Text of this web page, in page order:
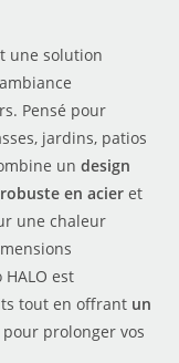
une solution
Pensé pour
jardins, patios
undesign
en acier et
une chaleur
est
tout en offrant un
pour prolonger vos